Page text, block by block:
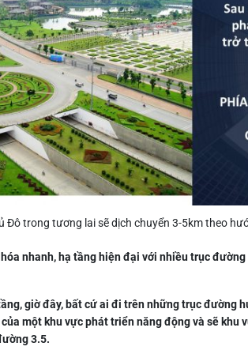
Đô trong tương lai sẽ dịch chuyển 3-5km theo
nhanh, hạ tầng hiện đại với nhiều trục
giờ đây, bất cứ ai đi trên những trục đường
một khu vực phát triển năng động và sẽ khu
3.5.